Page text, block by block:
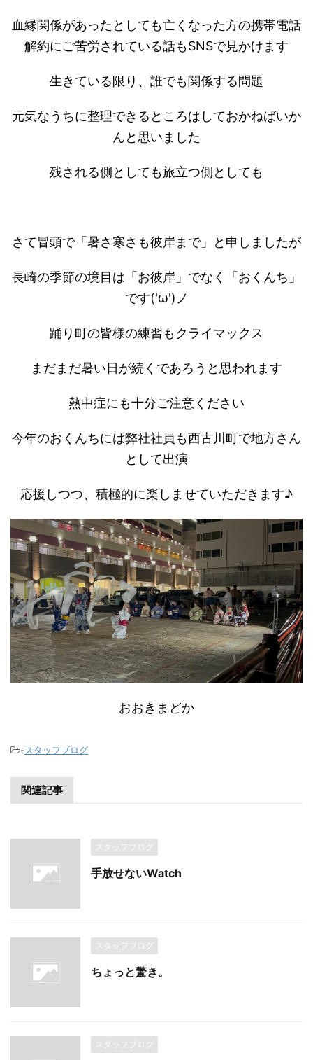
血縁関係があったとしても亡くなった方の携帯電話
解約にご苦労されている話もSNSで見かけます
生きている限り、誰でも関係する問題
元気なうちに整理できるところはしておかねばいか
んと思いました
残される側としても旅立つ側としても
さて冒頭で「暑さ寒さも彼岸まで」と申しましたが
長崎の季節の境目は「お彼岸」でなく「おくんち」
です('ω')ノ
踊り町の皆様の練習もクライマックス
まだまだ暑い日が続くであろうと思われます
熱中症にも十分ご注意ください
今年のおくんちには弊社社員も西古川町で地方さん
として出演
応援しつつ、積極的に楽しませていただきます♪
おおきまどか
-スタッフブログ
関連記事
スタッフブログ
手放せないWatch
スタッフブログ
ちょっと驚き。
スタッフブログ